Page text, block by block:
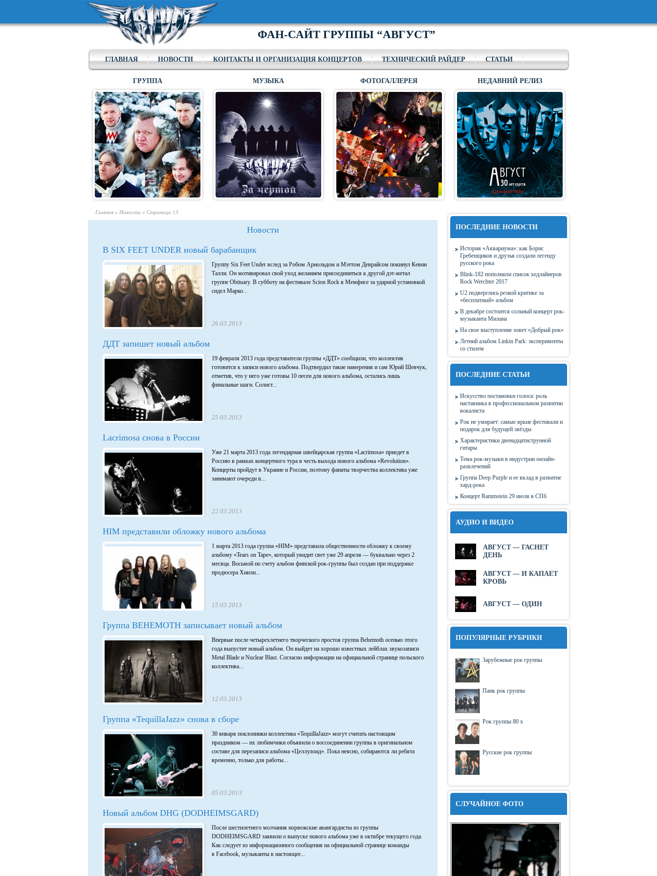
ФАН-САЙТ ГРУППЫ “АВГУСТ”
ГЛАВНАЯ НОВОСТИ КОНТАКТЫ И ОРГАНИЗАЦИЯ КОНЦЕРТОВ ТЕХНИЧЕСКИЙ РАЙДЕР СТАТЬИ
ГРУППА МУЗЫКА ФОТОГАЛЛЕРЕЯ НЕДАВНИЙ РЕЛИЗ
Главная » Новости » Страница 13
Новости
В SIX FEET UNDER новый барабанщик
Группу Six Feet Under вслед за Робом Арнольдом и Мэттом Деврайсом покинул Кевин
Талли. Он мотивировал свой уход желанием присоединиться к другой дэт-метал
группе Obituary. В субботу на фестивале Scion Rock в Мемфисе за ударной установкой
сидел Марко...
26.03.2013
ДДТ запишет новый альбом
19 февраля 2013 года представители группы «ДДТ» сообщили, что коллектив
готовится к записи нового альбома. Подтвердил такие намерения и сам Юрий Шевчук,
отметив, что у него уже готовы 10 песен для нового альбома, остались лишь
финальные шаги. Солист...
25.03.2013
Lacrimosa снова в России
Уже 21 марта 2013 года легендарная швейцарская группа «Lacrimosa» приедет в
Россию в рамках концертного тура в честь выхода нового альбома «Revolution».
Концерты пройдут в Украине и России, поэтому фанаты творчества коллектива уже
занимают очереди в...
22.03.2013
HIM представили обложку нового альбома
1 марта 2013 года группа «HIM» представила общественности обложку к своему
альбому «Tears on Tape», который увидит свет уже 29 апреля — буквально через 2
месяца. Восьмой по счету альбом финской рок-группы был создан при поддержке
продюсера Хиили...
15.03.2013
Группа BEHEMOTH записывает новый альбом
Впервые после четырехлетнего творческого простоя группа Behemoth осенью этого
года выпустит новый альбом. Он выйдет на хорошо известных лейблах звукозаписи
Metal Blade и Nuclear Blast. Согласно информации на официальной странице польского
коллектива...
12.03.2013
Группа «TequillaJazz» снова в сборе
30 января поклонники коллектива «TequillaJazz» могут считать настоящим
праздником — их любимчики объявили о воссоединении группы в оригинальном
составе для перезаписи альбома «Целлулоид». Пока неясно, собираются ли ребята
временно, только для работы...
05.03.2013
Новый альбом DHG (DODHEIMSGARD)
После шестилетнего молчания норвежские авангардисты из группы
DODHEIMSGARD заявили о выпуске нового альбома уже в октябре текущего года.
Как следует из информационного сообщения на официальной странице команды
в Facebook, музыканты в настоящее...
ПОСЛЕДНИЕ НОВОСТИ
История «Аквариума»: как Борис
Гребенщиков и друзья создали легенду
русского рока
Blink-182 пополнили список хедлайнеров
Rock Werchter 2017
U2 подверглись резкой критике за
«бесплатный» альбом
В декабре состоится сольный концерт рок-
музыканта Милана
На свое выступление зовет «Добрый рок»
Летний альбом Linkin Park: эксперименты
со стилем
ПОСЛЕДНИЕ СТАТЬИ
Искусство постановки голоса: роль
наставника в профессиональном развитии
вокалиста
Рок не умирает: самые яркие фестивали и
подарок для будущей звёзды
Характеристики двенадцатиструнной
гитары
Тема рок-музыки в индустрии онлайн-
развлечений
Группа Deep Purple и ее вклад в развитие
хард-рока
Концерт Rammstein 29 июля в СПб
АУДИО И ВИДЕО
АВГУСТ — ГАСНЕТ
ДЕНЬ
АВГУСТ — И КАПАЕТ
КРОВЬ
АВГУСТ — ОДИН
ПОПУЛЯРНЫЕ РУБРИКИ
Зарубежные рок группы
Панк рок группы
Рок группы 80 х
Русские рок группы
СЛУЧАЙНОЕ ФОТО